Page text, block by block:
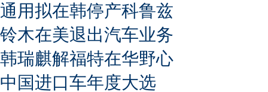
通用拟在韩停产科鲁兹
铃木在美退出汽车业务
韩瑞麒解福特在华野心
中国进口车年度大选